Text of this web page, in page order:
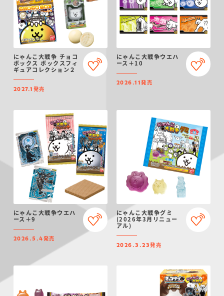
にゃんこ大戦争 チョコ
ボックス ボックスフィ
ギュアコレクション２
2027.1 発売
にゃんこ大戦争ウエハ
ース＋10
2026.11発売
にゃんこ大戦争ウエハ
ース＋9
2026.5.4発売
にゃんこ大戦争グミ
(2026年3月リニュー
アル)
2026.3.23発売